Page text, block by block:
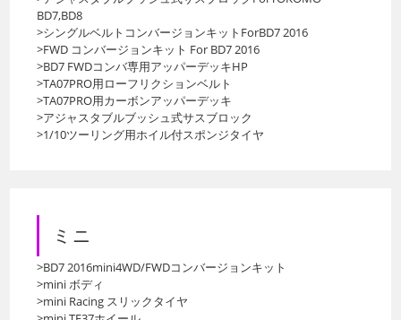
BD7,BD8
>シングルベルトコンバージョンキットForBD7 2016
>FWD コンバージョンキット For BD7 2016
>BD7 FWDコンバ専用アッパーデッキHP
>TA07PRO用ローフリクションベルト
>TA07PRO用カーボンアッパーデッキ
>アジャスタブルブッシュ式サスブロック
>1/10ツーリング用ホイル付スポンジタイヤ
ミニ
>BD7 2016mini4WD/FWDコンバージョンキット
>mini ボディ
>mini Racing スリックタイヤ